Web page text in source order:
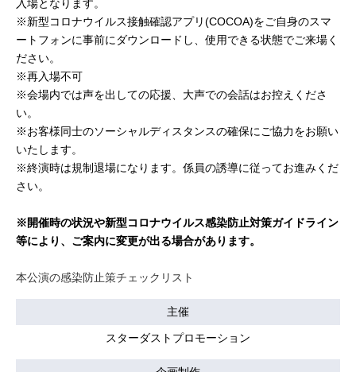
入場となります。
※新型コロナウイルス接触確認アプリ(COCOA)をご自身のスマ
ートフォンに事前にダウンロードし、使用できる状態でご来場く
ださい。
※再入場不可
※会場内では声を出しての応援、大声での会話はお控えくださ
い。
※お客様同士のソーシャルディスタンスの確保にご協力をお願い
いたします。
※終演時は規制退場になります。係員の誘導に従ってお進みくだ
さい。
※開催時の状況や新型コロナウイルス感染防止対策ガイドライン
等により、ご案内に変更が出る場合があります。
本公演の感染防止策チェックリスト
主催
スターダストプロモーション